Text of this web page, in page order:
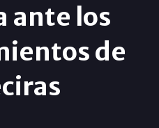
ante los
de